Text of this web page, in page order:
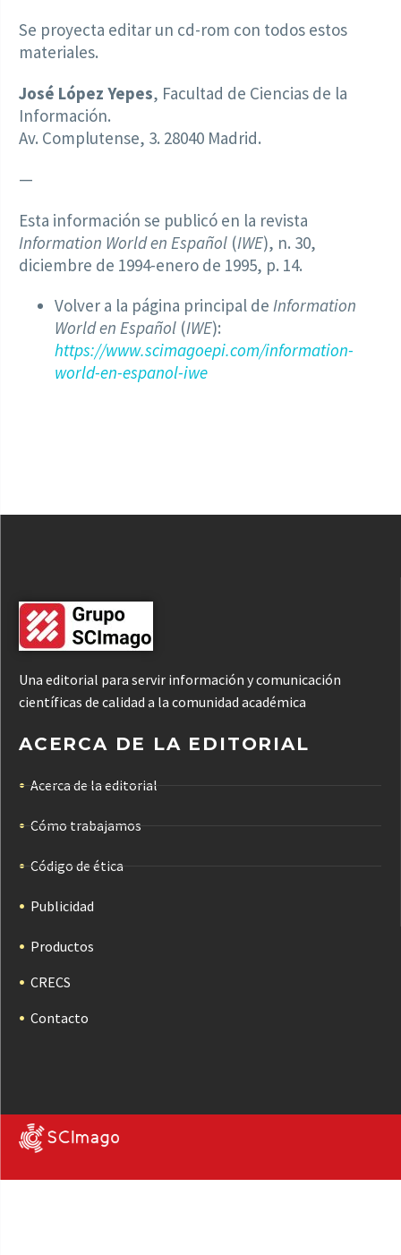
Se proyecta editar un cd-rom con todos estos
materiales.
José López Yepes, Facultad de Ciencias de la
Información.
Av. Complutense, 3. 28040 Madrid.
—
Esta información se publicó en la revista
Information World en Español (IWE), n. 30,
diciembre de 1994-enero de 1995, p. 14.
Volver a la página principal de Information
World en Español (IWE):
https://www.scimagoepi.com/information-
world-en-espanol-iwe
Una editorial para servir información y comunicación
científicas de calidad a la comunidad académica
ACERCA DE LA EDITORIAL
Acerca de la editorial
Cómo trabajamos
Código de ética
Publicidad
Productos
CRECS
Contacto